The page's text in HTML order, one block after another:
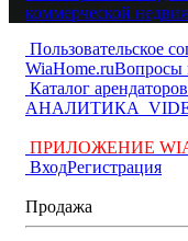
коммерческой
Пользовательское
WiaHome.ruВопросы
Каталог арендаторов
АНАЛИТИКА
ПРИЛОЖЕНИЕ
ВходРегистрация
Продажа